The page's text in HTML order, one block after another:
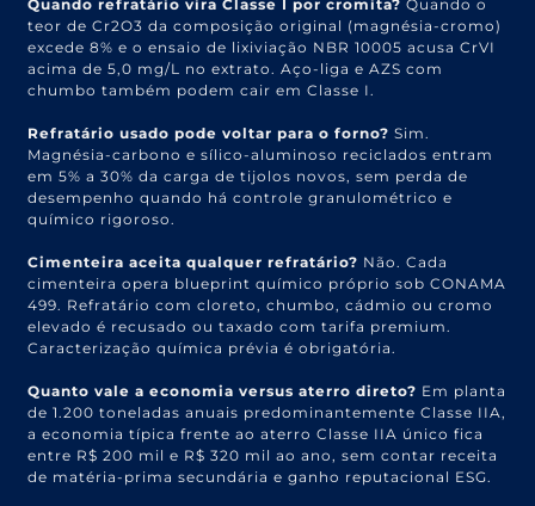
Quando refratário vira Classe I por cromita? Quando o
teor de Cr2O3 da composição original (magnésia-cromo)
excede 8% e o ensaio de lixiviação NBR 10005 acusa CrVI
acima de 5,0 mg/L no extrato. Aço-liga e AZS com
chumbo também podem cair em Classe I.
Refratário usado pode voltar para o forno? Sim.
Magnésia-carbono e sílico-aluminoso reciclados entram
em 5% a 30% da carga de tijolos novos, sem perda de
desempenho quando há controle granulométrico e
químico rigoroso.
Cimenteira aceita qualquer refratário? Não. Cada
cimenteira opera blueprint químico próprio sob CONAMA
499. Refratário com cloreto, chumbo, cádmio ou cromo
elevado é recusado ou taxado com tarifa premium.
Caracterização química prévia é obrigatória.
Quanto vale a economia versus aterro direto? Em planta
de 1.200 toneladas anuais predominantemente Classe IIA,
a economia típica frente ao aterro Classe IIA único fica
entre R$ 200 mil e R$ 320 mil ao ano, sem contar receita
de matéria-prima secundária e ganho reputacional ESG.